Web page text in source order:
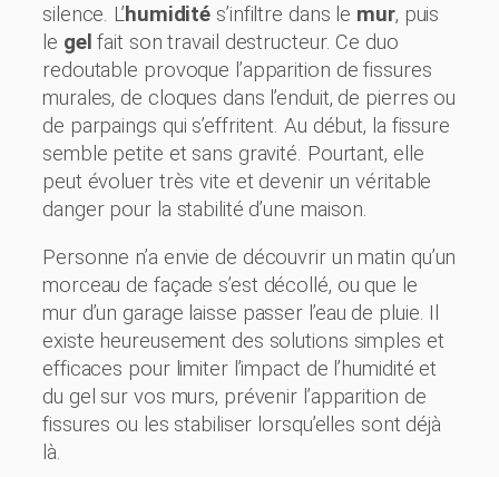
silence. L’humidité s’infiltre dans le mur, puis
le gel fait son travail destructeur. Ce duo
redoutable provoque l’apparition de fissures
murales, de cloques dans l’enduit, de pierres ou
de parpaings qui s’effritent. Au début, la fissure
semble petite et sans gravité. Pourtant, elle
peut évoluer très vite et devenir un véritable
danger pour la stabilité d’une maison.
Personne n’a envie de découvrir un matin qu’un
morceau de façade s’est décollé, ou que le
mur d’un garage laisse passer l’eau de pluie. Il
existe heureusement des solutions simples et
efficaces pour limiter l’impact de l’humidité et
du gel sur vos murs, prévenir l’apparition de
fissures ou les stabiliser lorsqu’elles sont déjà
là.